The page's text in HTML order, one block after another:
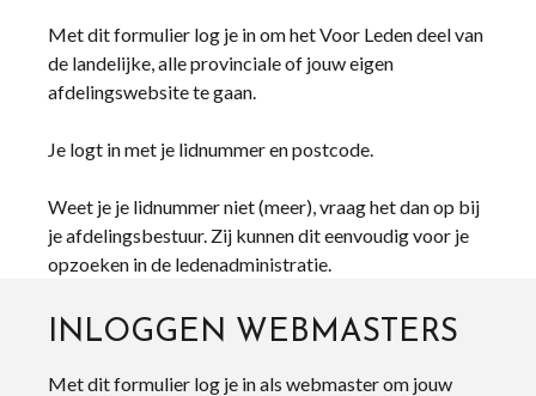
Met dit formulier log je in om het Voor Leden deel van
de landelijke, alle provinciale of jouw eigen
afdelingswebsite te gaan.
Je logt in met je lidnummer en postcode.
Weet je je lidnummer niet (meer), vraag het dan op bij
je afdelingsbestuur. Zij kunnen dit eenvoudig voor je
opzoeken in de ledenadministratie.
INLOGGEN WEBMASTERS
Met dit formulier log je in als webmaster om jouw